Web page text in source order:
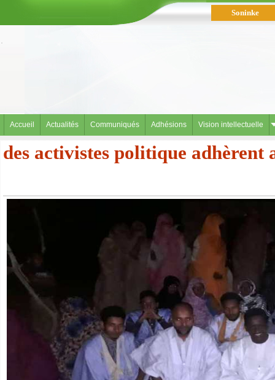
Soninke
Accueil Actualités Communiqués Adhésions Vision intellectuelle
des activistes politique adhèrent